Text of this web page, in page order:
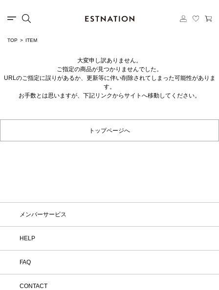
TOP ITEM
大変申し訳ありません。
ご指定の商品が見つかりませんでした。
URLのご指定に誤りがあるか、更新等に伴い削除されてしまった可能性がありま
す。
お手数とは思いますが、下記リンクからサイトへ移動してください。
トップページへ
メンバーサービス
HELP
FAQ
CONTACT